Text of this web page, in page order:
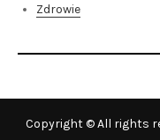
Zdrowie
Copyright © All rights